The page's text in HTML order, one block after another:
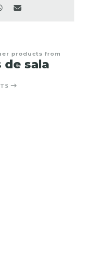
products from
de sala